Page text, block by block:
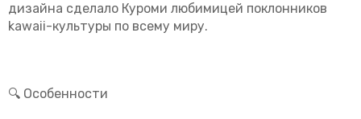
дизайна сделало Куроми любимицей поклонников
kawaii-культуры по всему миру.
🔍 Особенности